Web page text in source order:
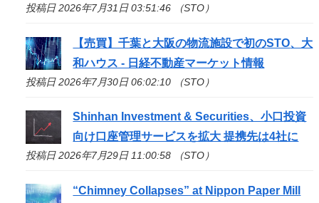
投稿日 2026年7月31日 03:51:46 （STO）
【売買】千葉と大阪の物流施設で初のSTO、大
和ハウス - 日経不動産マーケット情報
投稿日 2026年7月30日 06:02:10 （STO）
Shinhan Investment & Securities、小口投資
向け口座管理サービスを拡大 提携先は4社に
投稿日 2026年7月29日 11:00:58 （STO）
“Chimney Collapses” at Nippon Paper Mill